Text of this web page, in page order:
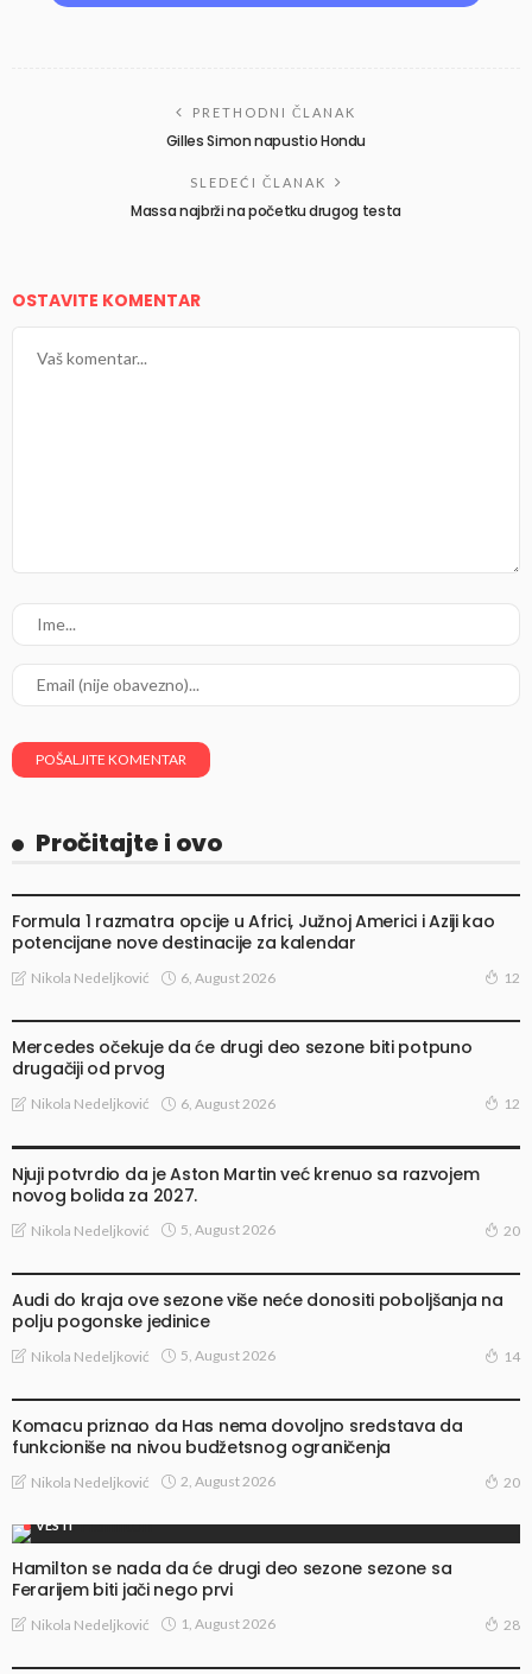
PRETHODNI ČLANAK
Gilles Simon napustio Hondu
SLEDEĆI ČLANAK
Massa najbrži na početku drugog testa
OSTAVITE KOMENTAR
Pročitajte i ovo
Formula 1 razmatra opcije u Africi, Južnoj Americi i Aziji kao
potencijane nove destinacije za kalendar
Nikola Nedeljković 6, August 2026 12
Mercedes očekuje da će drugi deo sezone biti potpuno
drugačiji od prvog
Nikola Nedeljković 6, August 2026 12
Njuji potvrdio da je Aston Martin već krenuo sa razvojem
novog bolida za 2027.
Nikola Nedeljković 5, August 2026 20
Audi do kraja ove sezone više neće donositi poboljšanja na
polju pogonske jedinice
Nikola Nedeljković 5, August 2026 14
Komacu priznao da Has nema dovoljno sredstava da
funkcioniše na nivou budžetsnog ograničenja
Nikola Nedeljković 2, August 2026 20
VESTI
Hamilton se nada da će drugi deo sezone sezone sa
Ferarijem biti jači nego prvi
Nikola Nedeljković 1, August 2026 28